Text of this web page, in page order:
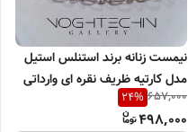
نیمست زنانه برند استنلس استیل
مدل کارتیه ظریف نقره ای وارداتی
657,000
24%
498,000